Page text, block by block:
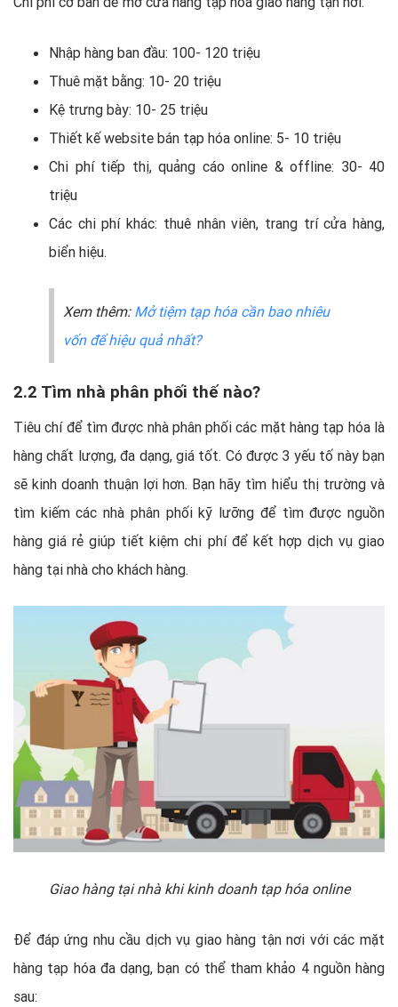
Nhập hàng ban đầu: 100- 120 triệu
Thuê mặt bằng: 10- 20 triệu
Kệ trưng bày: 10- 25 triệu
Thiết kế website bán tạp hóa online: 5- 10 triệu
Chi phí tiếp thị, quảng cáo online & offline: 30- 40
triệu
Các chi phí khác: thuê nhân viên, trang trí cửa hàng,
biển hiệu.
Xem thêm: Mở tiệm tạp hóa cần bao nhiêu
vốn để hiệu quả nhất?
2.2 Tìm nhà phân phối thế nào?
Tiêu chí để tìm được nhà phân phối các mặt hàng tạp hóa là
hàng chất lượng, đa dạng, giá tốt. Có được 3 yếu tố này bạn
sẽ kinh doanh thuận lợi hơn. Bạn hãy tìm hiểu thị trường và
tìm kiếm các nhà phân phối kỹ lưỡng để tìm được nguồn
hàng giá rẻ giúp tiết kiệm chi phí để kết hợp dịch vụ giao
hàng tại nhà cho khách hàng.
Giao hàng tại nhà khi kinh doanh tạp hóa online
Để đáp ứng nhu cầu dịch vụ giao hàng tận nơi với các mặt
hàng tạp hóa đa dạng, bạn có thể tham khảo 4 nguồn hàng
sau: